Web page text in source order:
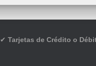
✔ Tarjetas de Crédito o